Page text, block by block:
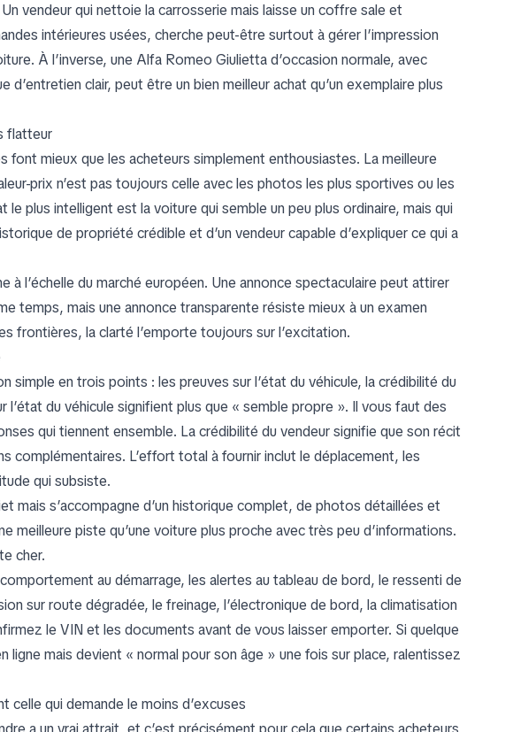
vendeur qui nettoie la carrosserie mais laisse un coffre sale et
intérieures usées, cherche peut-être surtout à gérer l’impression
À l’inverse, une Alfa Romeo Giulietta d’occasion normale, avec
clair, peut être un bien meilleur achat qu’un exemplaire plus
flatteur
font mieux que les acheteurs simplement enthousiastes. La meilleure
prix n’est pas toujours celle avec les photos les plus sportives ou les
plus intelligent est la voiture qui semble un peu plus ordinaire, mais qui
de propriété crédible et d’un vendeur capable d’expliquer ce qui a
à l’échelle du marché européen. Une annonce spectaculaire peut attirer
temps, mais une annonce transparente résiste mieux à un examen
frontières, la clarté l’emporte toujours sur l’excitation.
simple en trois points : les preuves sur l’état du véhicule, la crédibilité du
du véhicule signifient plus que « semble propre ». Il vous faut des
qui tiennent ensemble. La crédibilité du vendeur signifie que son récit
complémentaires. L’effort total à fournir inclut le déplacement, les
qui subsiste.
mais s’accompagne d’un historique complet, de photos détaillées et
meilleure piste qu’une voiture plus proche avec très peu d’informations.
cher.
au démarrage, les alertes au tableau de bord, le ressenti de
sur route dégradée, le freinage, l’électronique de bord, la climatisation
le VIN et les documents avant de vous laisser emporter. Si quelque
mais devient « normal pour son âge » une fois sur place, ralentissez
qui demande le moins d’excuses